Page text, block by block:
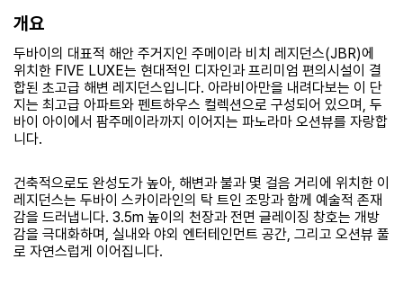
개요
두바이의 대표적 해안 주거지인 주메이라 비치 레지던스(JBR)에
위치한 FIVE LUXE는 현대적인 디자인과 프리미엄 편의시설이 결
합된 초고급 해변 레지던스입니다. 아라비아만을 내려다보는 이 단
지는 최고급 아파트와 펜트하우스 컬렉션으로 구성되어 있으며, 두
바이 아이에서 팜주메이라까지 이어지는 파노라마 오션뷰를 자랑합
니다.
건축적으로도 완성도가 높아, 해변과 불과 몇 걸음 거리에 위치한 이
레지던스는 두바이 스카이라인의 탁 트인 조망과 함께 예술적 존재
감을 드러냅니다. 3.5m 높이의 천장과 전면 글레이징 창호는 개방
감을 극대화하며, 실내와 야외 엔터테인먼트 공간, 그리고 오션뷰 풀
로 자연스럽게 이어집니다.